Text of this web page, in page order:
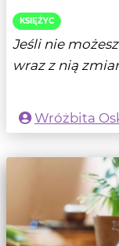
KSIĘŻYC
Jeśli nie
wraz z nią
Wróżbita